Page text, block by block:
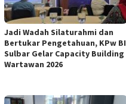
Jadi Wadah Silaturahmi dan
Bertukar Pengetahuan, KPw BI
Sulbar Gelar Capacity Building
Wartawan 2026